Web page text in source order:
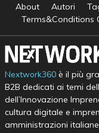
About Autori
Terms&Conditions
Nextwork360è il più
B2B dedicati ai temi
dell’Innovazione
cultura digitale e
amministrazioni